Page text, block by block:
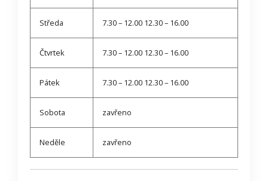
Středa 7.30 – 12.00 12.30 – 16.00
Čtvrtek 7.30 – 12.00 12.30 – 16.00
Pátek 7.30 – 12.00 12.30 – 16.00
Sobota zavřeno
Neděle zavřeno